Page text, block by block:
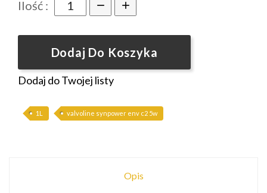
Ilość :
Dodaj Do Koszyka
Dodaj do Twojej listy
1L valvoline synpower env c2 5w
Opis